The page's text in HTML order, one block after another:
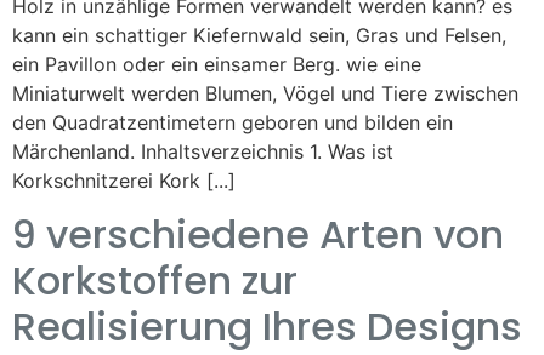
Holz in unzählige Formen verwandelt werden kann? es
kann ein schattiger Kiefernwald sein, Gras und Felsen,
ein Pavillon oder ein einsamer Berg. wie eine
Miniaturwelt werden Blumen, Vögel und Tiere zwischen
den Quadratzentimetern geboren und bilden ein
Märchenland. Inhaltsverzeichnis 1. Was ist
Korkschnitzerei Kork [...]
9 verschiedene Arten von
Korkstoffen zur
Realisierung Ihres Designs